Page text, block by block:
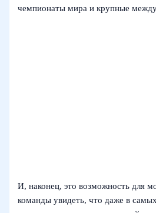
чемпионаты мира и крупные
И, наконец, это возможность для
команды увидеть, что даже в